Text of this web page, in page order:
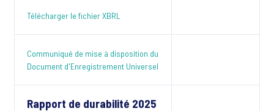
Télécharger le fichier XBRL
Communiqué de mise à disposition du
Document d'Enregistrement Universel
Rapport de durabilité 2025